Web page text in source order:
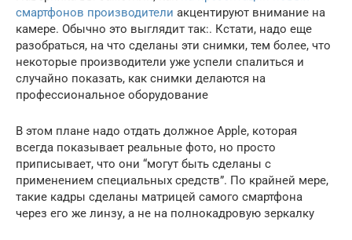
смартфонов производители акцентируют внимание на
камере. Обычно это выглядит так:. Кстати, надо еще
разобраться, на что сделаны эти снимки, тем более, что
некоторые производители уже успели спалиться и
случайно показать, как снимки делаются на
профессиональное оборудование
В этом плане надо отдать должное Apple, которая
всегда показывает реальные фото, но просто
приписывает, что они “могут быть сделаны с
применением специальных средств”. По крайней мере,
такие кадры сделаны матрицей самого смартфона
через его же линзу, а не на полнокадровую зеркалку